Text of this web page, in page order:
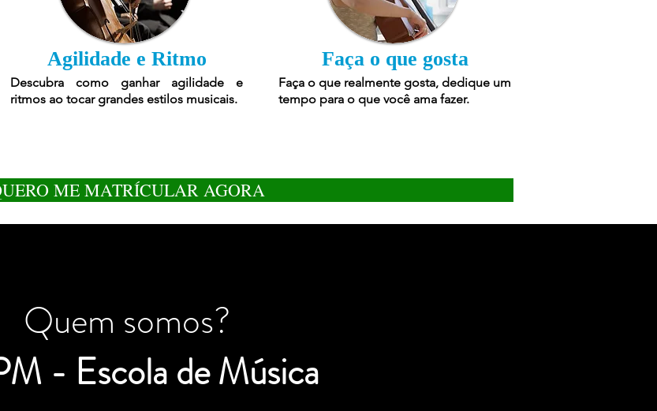
Agilidade e Ritmo
Descubra como ganhar agilidade e
ritmos ao tocar grandes estilos musicais.
Faça o que gosta
Faça o que realmente gosta, dedique um
tempo para o que você ama fazer.
ME MATRÍCULAR AGORA
Quem somos?
- Escola de Música